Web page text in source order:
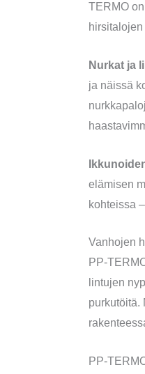
TERMO
Nurkat ja
ja näissä
elämisen
kohteissa
Vanhojen
PP-
lintujen
purkutöitä.
PP-